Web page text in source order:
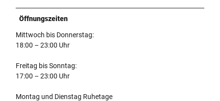
Öffnungszeiten
Mittwoch bis Donnerstag:
18:00 – 23:00 Uhr
Freitag bis Sonntag:
17:00 – 23:00 Uhr
Montag und Dienstag Ruhetage